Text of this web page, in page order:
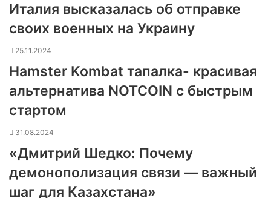
Италия высказалась об отправке
своих военных на Украину
25.11.2024
Hamster Kombat тапалка- красивая
альтернатива NOTCOIN с быстрым
стартом
31.08.2024
«Дмитрий Шедко: Почему
демонополизация связи — важный
шаг для Казахстана»